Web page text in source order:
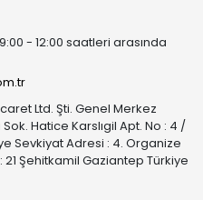
- 12:00 saatleri arasında
Ltd. Şti. Genel Merkez
Hatice Karslıgil Apt. No : 4 /
Sevkiyat Adresi : 4. Organize
21 Şehitkamil Gaziantep Türkiye